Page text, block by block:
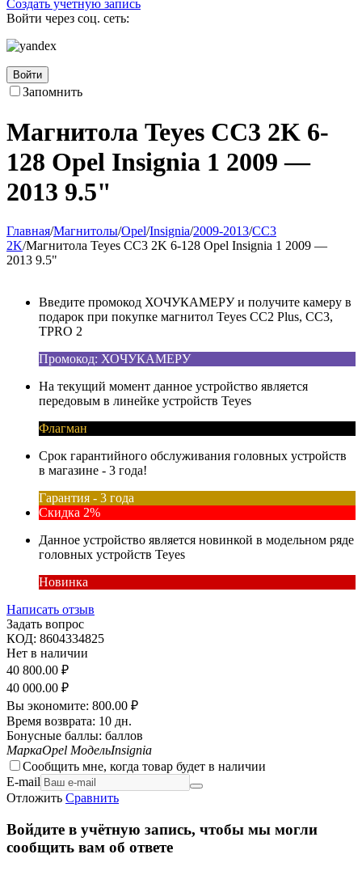
Создать учетную запись
Войти через соц. сеть:
Войти
Запомнить
Магнитола Teyes CC3 2K 6-
128 Opel Insignia 1 2009 —
2013 9.5"
Главная/Магнитолы/Opel/Insignia/2009-2013/CC3
2K/Магнитола Teyes CC3 2K 6-128 Opel Insignia 1 2009 —
2013 9.5"
Введите промокод ХОЧУКАМЕРУ и получите камеру в
подарок при покупке магнитол Teyes CC2 Plus, CC3,
TPRO 2
Промокод: ХОЧУКАМЕРУ
На текущий момент данное устройство является
передовым в линейке устройств Teyes
Флагман
Срок гарантийного обслуживания головных устройств
в магазине - 3 года!
Гарантия - 3 года
Скидка 2%
Данное устройство является новинкой в модельном ряде
головных устройств Teyes
Новинка
Написать отзыв
Задать вопрос
КОД: 8604334825
Нет в наличии
40 800.00 ₽
40 000.00 ₽
Вы экономите: 800.00 ₽
Время возврата: 10 дн.
Бонусные баллы: баллов
МаркаOpel МодельInsignia
Сообщить мне, когда товар будет в наличии
E-mail
Отложить Сравнить
Войдите в учётную запись, чтобы мы могли
сообщить вам об ответе